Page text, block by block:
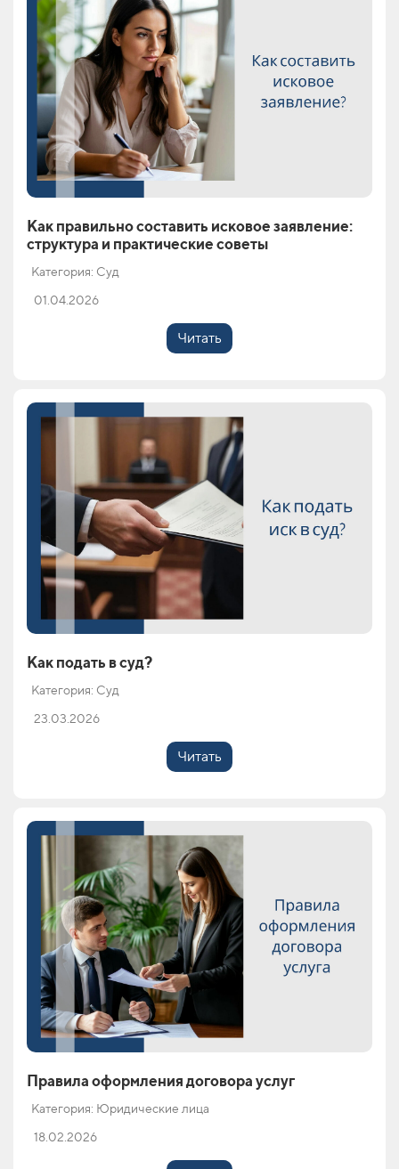
Как правильно составить исковое заявление:
структура и практические советы
Категория: Суд
01.04.2026
Читать
Как подать в суд?
Категория: Суд
23.03.2026
Читать
Правила оформления договора услуг
Категория: Юридические лица
18.02.2026